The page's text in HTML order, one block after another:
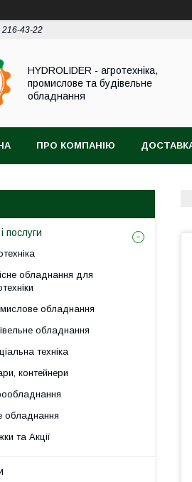
216-43-22
HYDROLIDER - агротехніка,
промислове та будівельне
обладнання
ПРО КОМПАНІЮ
послуги
обладнання для
обладнання
обладнання
техніка
контейнери
обладнання
та Акції